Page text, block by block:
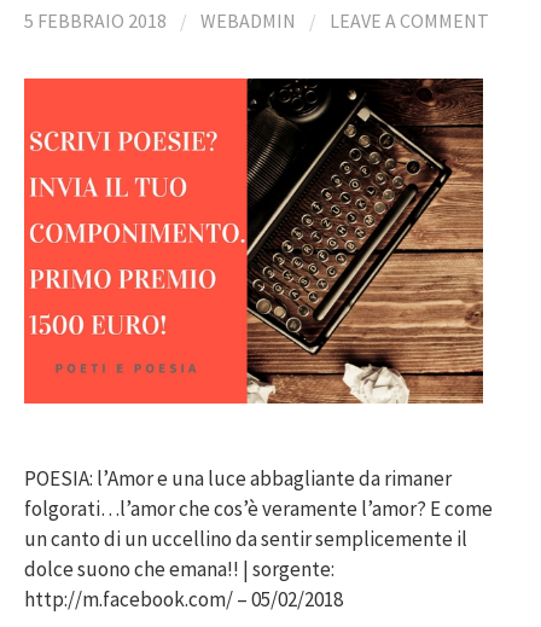
5 FEBBRAIO 2018 / WEBADMIN / LEAVE A COMMENT
POESIA: l’Amor e una luce abbagliante da rimaner
folgorati…l’amor che cos’è veramente l’amor? E come
un canto di un uccellino da sentir semplicemente il
dolce suono che emana!! | sorgente:
http://m.facebook.com/ – 05/02/2018